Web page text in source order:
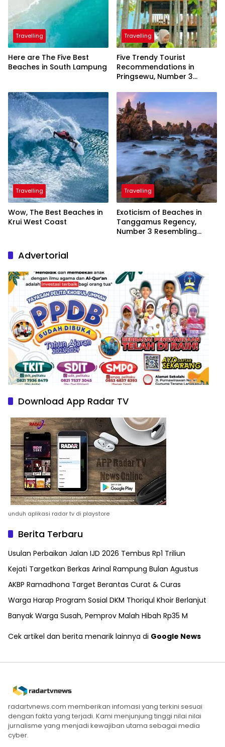
Travelling
Here are The Five Best
Beaches in South Lampung
Travelling
Five Trendy Tourist
Recommendations in
Pringsewu, Number 3
President
Travelling
Wow, The Best Beaches in
Krui West Coast
Travelling
Exoticism of Beaches in
Tanggamus Regency,
Number 3 Resembling
Advertorial
Download App Radar TV
unduh aplikasi radar tv di playstore
Berita Terbaru
Usulan Perbaikan Jalan IJD 2026 Tembus Rp1 Triliun
Kejati Targetkan Berkas Arinal Rampung Bulan Agustus
AKBP Ramadhona Target Berantas Curat & Curas
Warga Harap Program Sosial DKM Thoriqul Khoir Berlanjut
Banyak Warga Susah, Pemprov Malah Hibah Rp35 M
Cek artikel dan berita menarik lainnya di Google News
radartvnews.com memberikan infomasi yang terkini sesuai
dengan fakta yang terjadi. Kami menjunjung tinggi nilai nilai
jurnalisme yang menjadi kewajiban utama sebagai media
cyber.